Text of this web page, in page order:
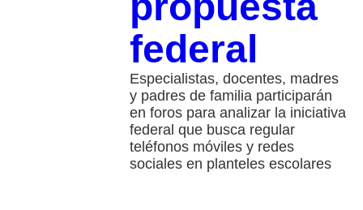
federal
Especialistas, docentes, madres
y padres de familia participarán
en foros para analizar la iniciativa
federal que busca regular
teléfonos móviles y redes
sociales en planteles escolares